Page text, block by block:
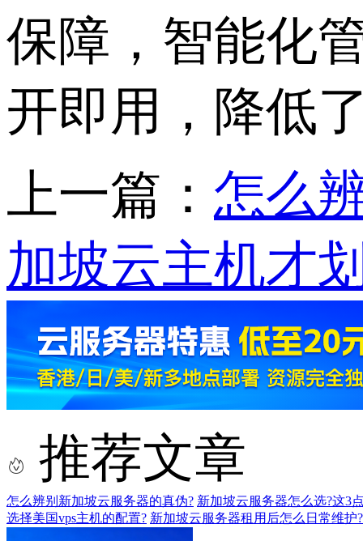
保障，智能化
开即用，降低
上一篇： 怎么
加坡云主机才
推荐文章
怎么辨别新加坡云服务器的真伪? 新加坡云服务器怎么选?这3
选择美国vps主机的配置? 新加坡云服务器租用后怎么日常维护?